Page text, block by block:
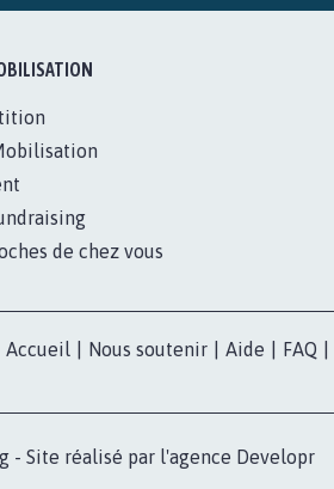
de chez vous
Accueil Nous soutenir Aide FAQ
Site réalisé par l'agence Developr